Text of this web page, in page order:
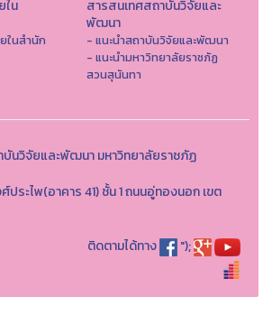
ใน
ในสำนัก
สารสนเทศสถาบันวิจัยและ
พัฒนา
- แนะนำสถาบันวิจัยและพัฒนา
- แนะนำมหาวิทยาลัยราชภัฏ
สวนสุนันทา
บันวิจัยและพัฒนา มหาวิทยาลัยราชภัฏ
ประไพ(อาคาร 41) ชั้น 1 ถนนอู่ทองนอก เขต
ติดตามได้ทาง
");